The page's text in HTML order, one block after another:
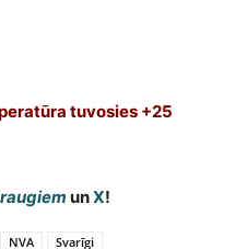
tuvosies +25
unX!
NVA Svarīgi